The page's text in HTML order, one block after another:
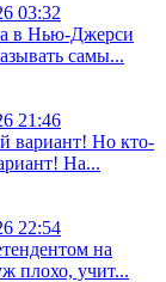
03:32
в Нью-Джерси
самы...
21:46
вариант! Но кто-
На...
22:54
на
плохо, учит...